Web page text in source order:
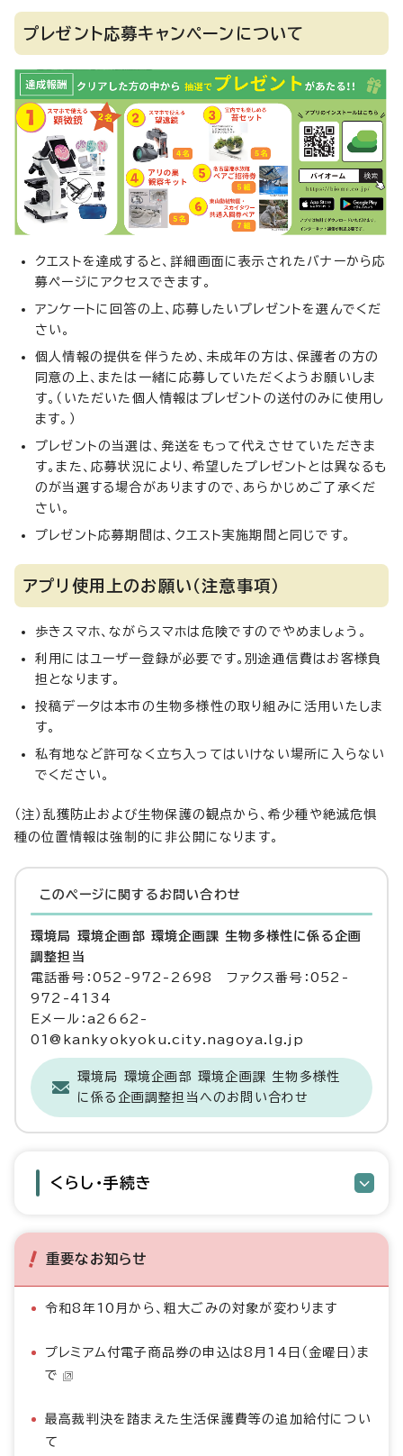
プレゼント応募キャンペーンについて
クエストを達成すると、詳細画面に表示されたバナーから応
募ページにアクセスできます。
アンケートに回答の上、応募したいプレゼントを選んでくだ
さい。
個人情報の提供を伴うため、未成年の方は、保護者の方の
同意の上、または一緒に応募していただくようお願いしま
す。（いただいた個人情報はプレゼントの送付のみに使用し
ます。）
プレゼントの当選は、発送をもって代えさせていただきま
す。また、応募状況により、希望したプレゼントとは異なるも
のが当選する場合がありますので、あらかじめご了承くだ
さい。
プレゼント応募期間は、クエスト実施期間と同じです。
アプリ使用上のお願い（注意事項）
歩きスマホ、ながらスマホは危険ですのでやめましょう。
利用にはユーザー登録が必要です。別途通信費はお客様負
担となります。
投稿データは本市の生物多様性の取り組みに活用いたしま
す。
私有地など許可なく立ち入ってはいけない場所に入らない
でください。
（注）乱獲防止および生物保護の観点から、希少種や絶滅危惧
種の位置情報は強制的に非公開になります。
このページに関する お問い合わせ
環境局 環境企画部 環境企画課 生物多様性に係る企画
調整担当
電話番号：052-972-2698 ファクス番号：052-
972-4134
Eメール：a2662-
01@kankyokyoku.city.nagoya.lg.jp
環境局 環境企画部 環境企画課 生物多様性
に係る企画調整担当へのお問い合わせ
くらし・手続き
重要なお知らせ
令和8年10月から、粗大ごみの対象が変わります
プレミアム付電子商品券の申込は8月14日（金曜日）ま
で
最高裁判決を踏まえた生活保護費等の追加給付につい
て